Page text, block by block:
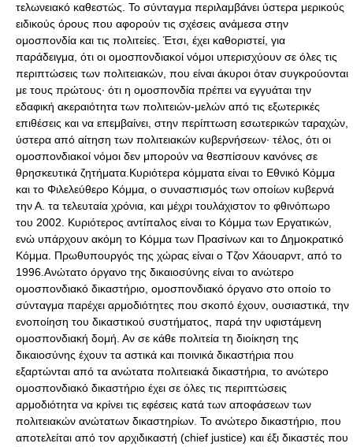
τελωνειακό καθεστώς. Το σύνταγμα περιλαμβάνει ύστερα μερικούς
ειδικούς όρους που αφορούν τις σχέσεις ανάμεσα στην
ομοσπονδία και τις πολιτείες. Έτσι, έχει καθοριστεί, για
παράδειγμα, ότι οι ομοσπονδιακοί νόμοι υπερισχύουν σε όλες τις
περιπτώσεις των πολιτειακών, που είναι άκυροι όταν συγκρούονται
με τους πρώτους· ότι η ομοσπονδία πρέπει να εγγυάται την
εδαφική ακεραιότητα των πολιτειών-μελών από τις εξωτερικές
επιθέσεις και να επεμβαίνει, στην περίπτωση εσωτερικών ταραχών,
ύστερα από αίτηση των πολιτειακών κυβερνήσεων· τέλος, ότι οι
ομοσπονδιακοί νόμοι δεν μπορούν να θεσπίσουν κανόνες σε
θρησκευτικά ζητήματα.Κυριότερα κόμματα είναι το Εθνικό Κόμμα
και το Φιλελεύθερο Κόμμα, ο συνασπισμός των οποίων κυβερνά
την Α. τα τελευταία χρόνια, και μέχρι τουλάχιστον το φθινόπωρο
του 2002. Κυριότερος αντίπαλος είναι το Κόμμα των Εργατικών,
ενώ υπάρχουν ακόμη το Κόμμα των Πρασίνων και το Δημοκρατικό
Κόμμα. Πρωθυπουργός της χώρας είναι ο Τζον Χάουαρντ, από το
1996.Ανώτατο όργανο της δικαιοσύνης είναι το ανώτερο
ομοσπονδιακό δικαστήριο, ομοσπονδιακό όργανο στο οποίο το
σύνταγμα παρέχει αρμοδιότητες που σκοπό έχουν, ουσιαστικά, την
ενοποίηση του δικαστικού συστήματος, παρά την υφιστάμενη
ομοσπονδιακή δομή. Αν σε κάθε πολιτεία τη διοίκηση της
δικαιοσύνης έχουν τα αστικά και ποινικά δικαστήρια που
εξαρτώνται από τα ανώτατα πολιτειακά δικαστήρια, το ανώτερο
ομοσπονδιακό δικαστήριο έχει σε όλες τις περιπτώσεις
αρμοδιότητα να κρίνει τις εφέσεις κατά των αποφάσεων των
πολιτειακών ανώτατων δικαστηρίων. Το ανώτερο δικαστήριο, που
αποτελείται από τον αρχιδικαστή (chief justice) και έξι δικαστές που